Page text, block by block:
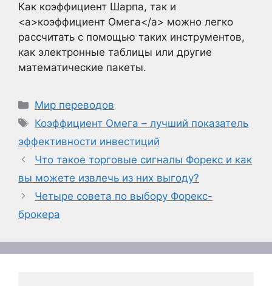
Как коэффициент Шарпа, так и
<a>коэффициент Омега</a> можно легко
рассчитать с помощью таких инструментов,
как электронные таблицы или другие
математические пакеты.
Рубрики
Мир переводов
Метки
Коэффициент Омега – лучший показатель
эффективности инвестиций
Что такое торговые сигналы Форекс и как
вы можете извлечь из них выгоду?
Четыре совета по выбору Форекс-
брокера